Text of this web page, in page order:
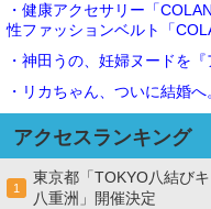
・健康アクセサリー「
性ファッションベルト「
・神田うの、妊婦ヌードを
・リカちゃん、ついに結婚
アクセスランキング
1
東京都「TOKYO八結び
八重洲」開催決定